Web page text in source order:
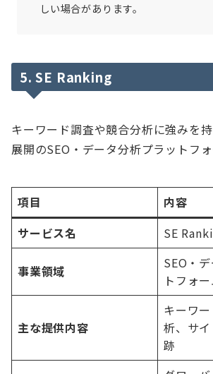
しい場合があります。
5. SE Ranking
キーワード調査や競合分析に強みを
展開のSEO・データ分析プラットフォ
項目
内容
サービス名
SE
事業領域
SEO・
トフォ
主な提供内容
キーワ
析、サ
跡